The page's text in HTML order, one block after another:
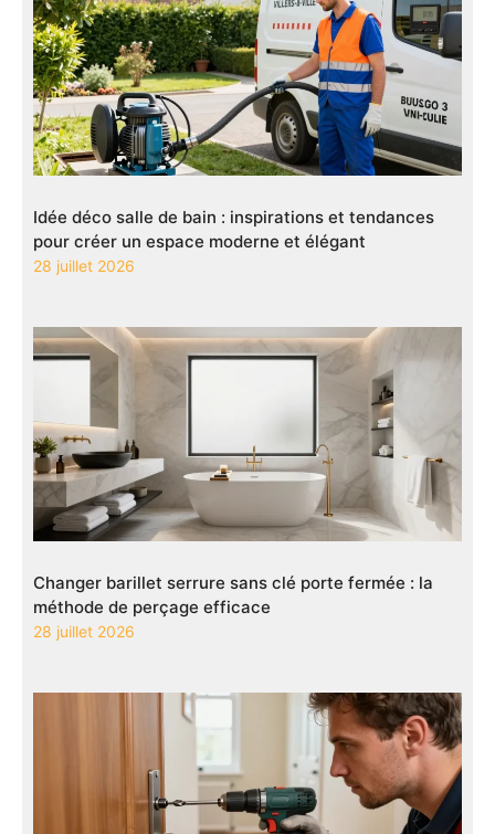
Idée déco salle de bain : inspirations et tendances
pour créer un espace moderne et élégant
28 juillet 2026
Changer barillet serrure sans clé porte fermée : la
méthode de perçage efficace
28 juillet 2026